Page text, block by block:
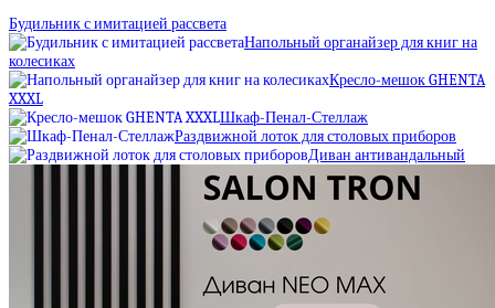
Будильник с имитацией рассвета
Напольный органайзер для книг на
колесиках
Кресло-мешок GHENTA
XXXL
Шкаф-Пенал-Стеллаж
Раздвижной лоток для столовых приборов
Диван антивандальный